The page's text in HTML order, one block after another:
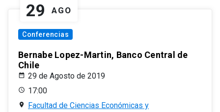
29 AGO
Conferencias
Bernabe Lopez-Martin, Banco Central de
Chile
29 de Agosto de 2019
17:00
Facultad de Ciencias Económicas y